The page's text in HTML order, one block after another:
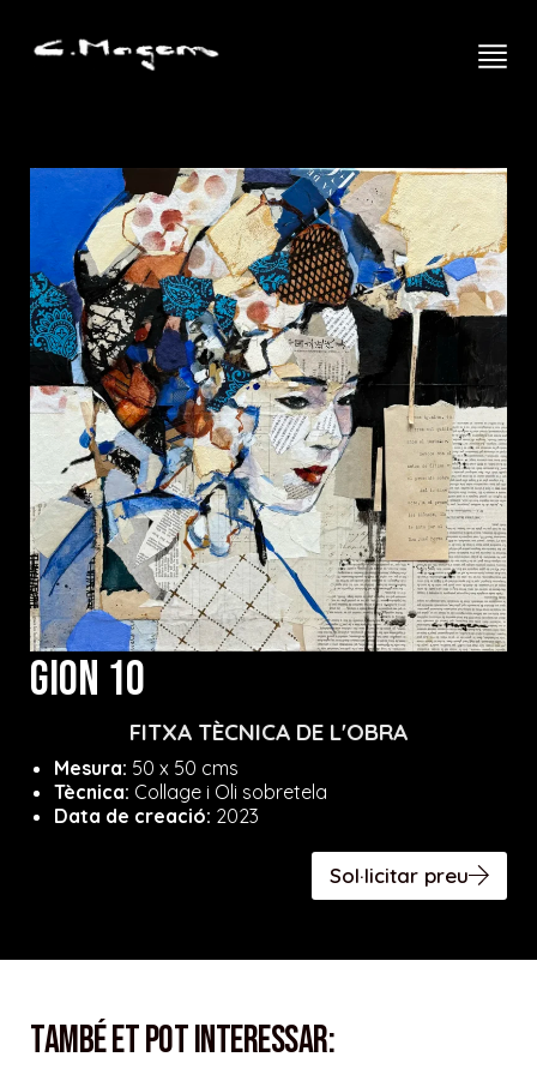
Gion 10
FITXA TÈCNICA DE L'OBRA
Mesura: 50 x 50 cms
Tècnica: Collage i Oli sobretela
Data de creació: 2023
Sol·licitar preu
També et pot interessar: